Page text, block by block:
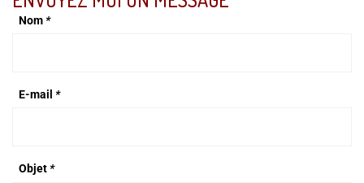
Nom*
E-mail*
Objet*